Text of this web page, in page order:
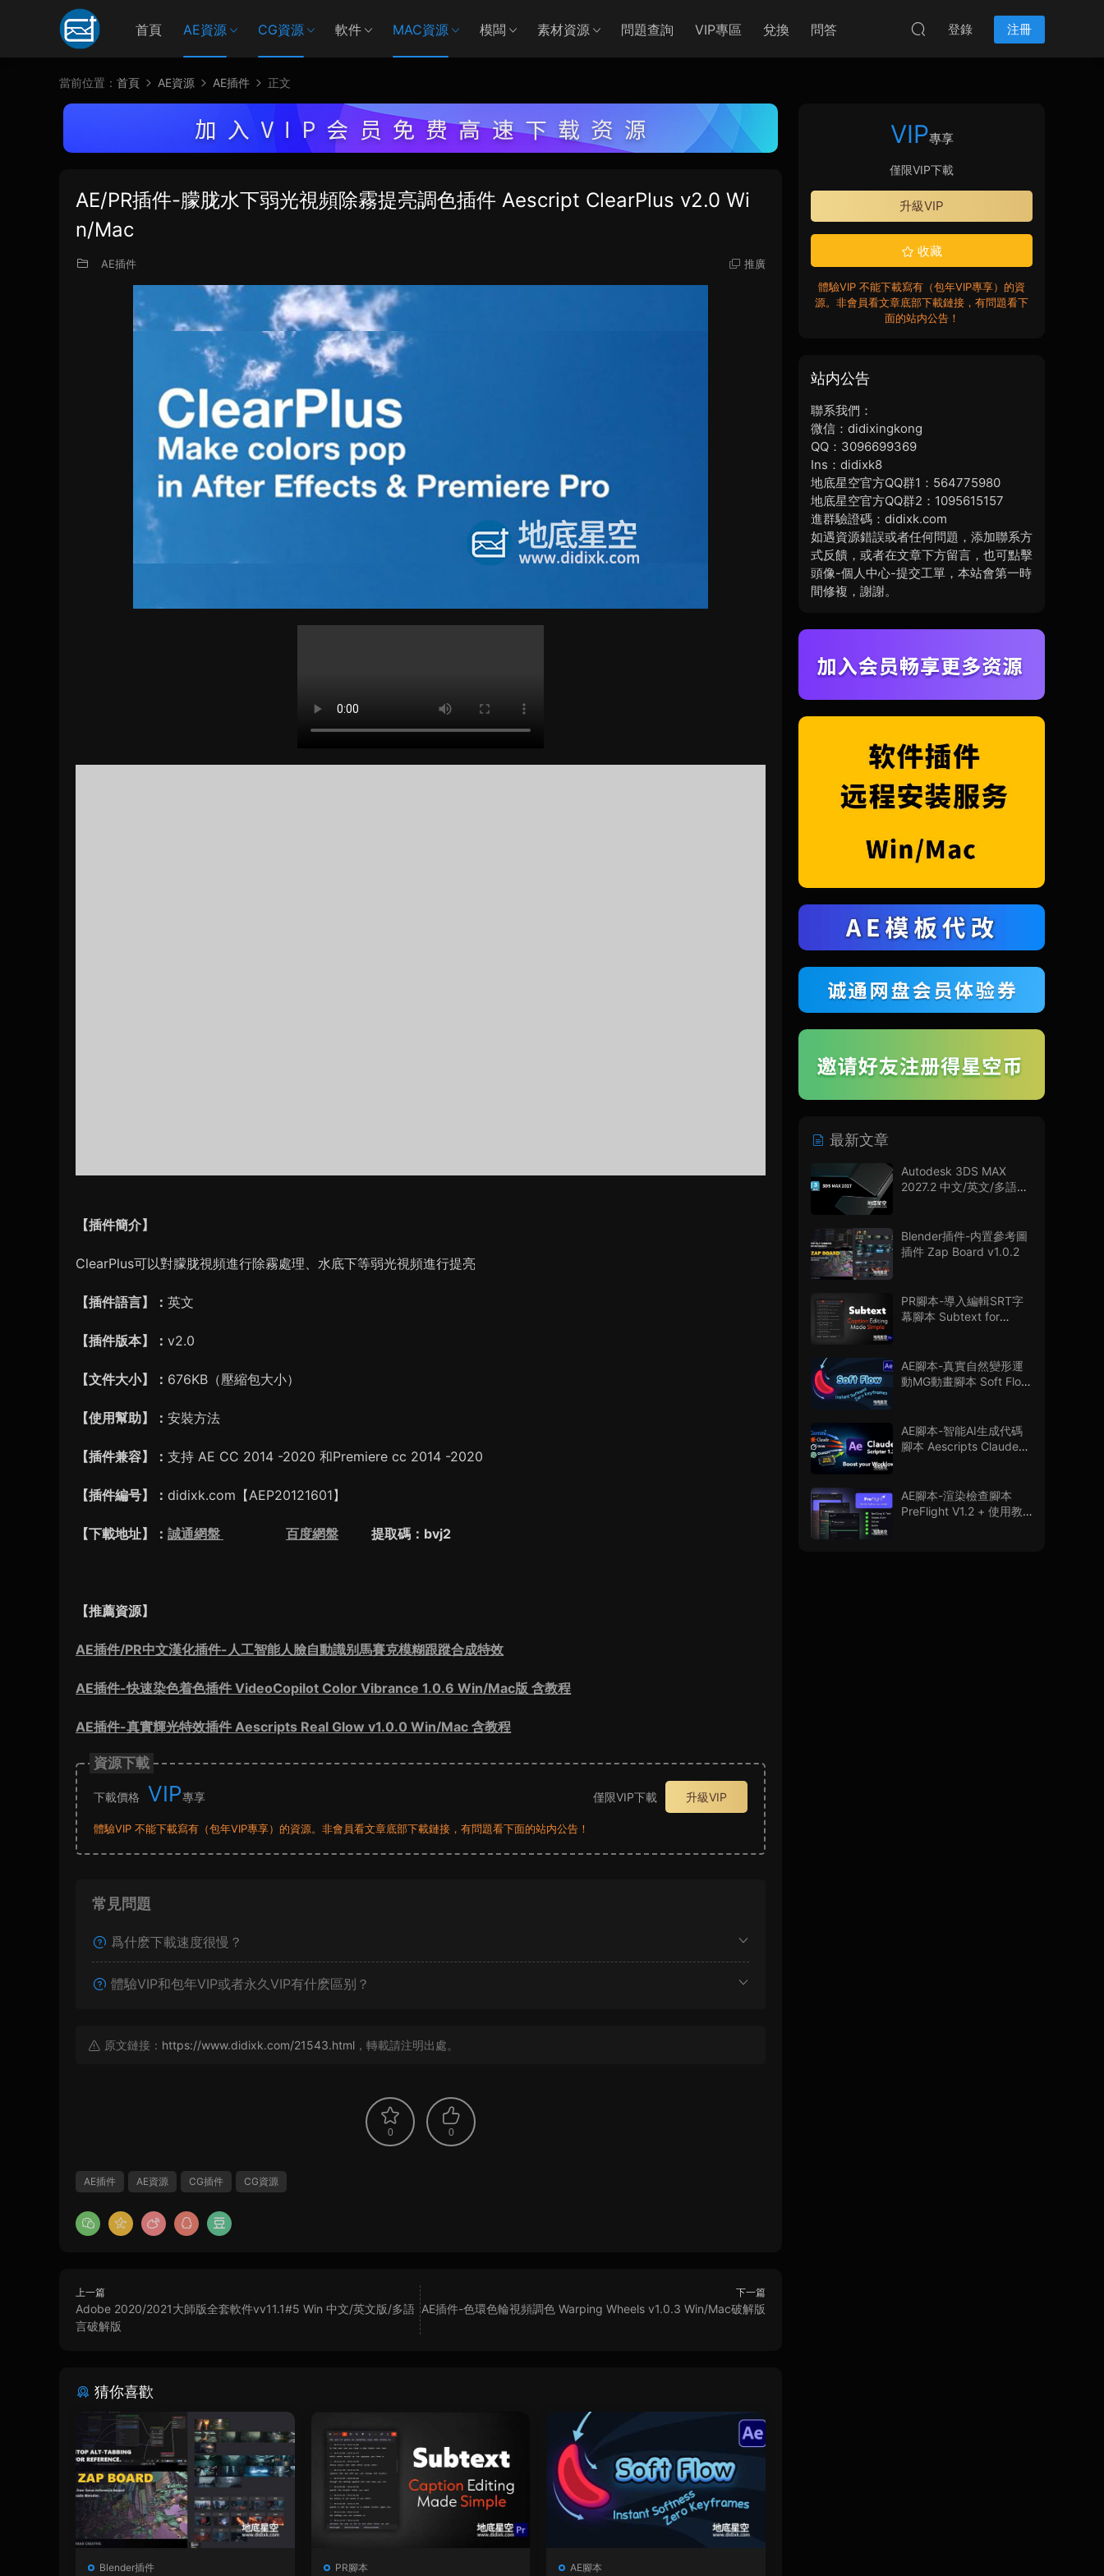
首頁 AE資源 CG資源 軟件 MAC資源 模闆 素材資源 問題查詢 VIP專區 兌換 問答 登錄 注冊
當前位置： 首頁 AE資源 AE插件 正文
AE/PR插件-朦胧水下弱光視頻除霧提亮調色插件 Aescript ClearPlus v2.0 Wi
n/Mac
AE插件 推廣
【插件簡介】
ClearPlus可以對朦胧視頻進行除霧處理、水底下等弱光視頻進行提亮
【插件語言】： 英文
【插件版本】： v2.0
【文件大小】： 676KB（壓縮包大小）
【使用幫助】： 安裝方法
【插件兼容】： 支持 AE CC 2014 -2020 和Premiere cc 2014 -2020
【插件編号】： didixk.com【AEP20121601】
【下載地址】： 誠通網盤 百度網盤 提取碼：bvj2
【推薦資源】
AE插件/PR中文漢化插件-人工智能人臉自動識别馬賽克模糊跟蹤合成特效
AE插件-快速染色着色插件 VideoCopilot Color Vibrance 1.0.6 Win/Mac版 含教程
AE插件-真實輝光特效插件 Aescripts Real Glow v1.0.0 Win/Mac 含教程
資源下載
下載價格 VIP專享 僅限VIP下載 升級VIP
體驗VIP 不能下載寫有（包年VIP專享）的資源。非會員看文章底部下載鏈接，有問題看下面的站内公告！
常見問題
爲什麽下載速度很慢？
體驗VIP和包年VIP或者永久VIP有什麽區别？
原文鏈接： https://www.didixk.com/21543.html ，轉載請注明出處。
0 0
AE插件 AE資源 CG插件 CG資源
上一篇
Adobe 2020/2021大師版全套軟件vv11.1#5 Win 中文/英文版/多語
言破解版
下一篇
AE插件-色環色輪視頻調色 Warping Wheels v1.0.3 Win/Mac破解版
猜你喜歡
Blender插件 PR腳本 AE腳本
VIP專享
僅限VIP下載
升級VIP
收藏
體驗VIP 不能下載寫有（包年VIP專享）的資
源。非會員看文章底部下載鏈接，有問題看下
面的站内公告！
站内公告
聯系我們：
微信：didixingkong
QQ：3096699369
Ins：didixk8
地底星空官方QQ群1：564775980
地底星空官方QQ群2：1095615157
進群驗證碼：didixk.com
如遇資源錯誤或者任何問題，添加聯系方
式反饋，或者在文章下方留言，也可點擊
頭像-個人中心-提交工單，本站會第一時
間修複，謝謝。
最新文章
Autodesk 3DS MAX
2027.2 中文/英文/多語言
Blender插件-内置參考圖
插件 Zap Board v1.0.2
PR腳本-導入編輯SRT字
幕腳本 Subtext for
AE腳本-真實自然變形運
動MG動畫腳本 Soft Flow
AE腳本-智能AI生成代碼
腳本 Aescripts Claude
AE腳本-渲染檢查腳本
PreFlight V1.2 + 使用教